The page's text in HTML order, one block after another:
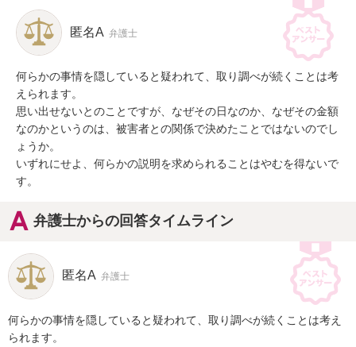
匿名A 弁護士
何らかの事情を隠していると疑われて、取り調べが続くことは考
えられます。
思い出せないとのことですが、なぜその日なのか、なぜその金額
なのかというのは、被害者との関係で決めたことではないのでし
ょうか。
いずれにせよ、何らかの説明を求められることはやむを得ないで
す。
弁護士からの回答タイムライン
匿名A 弁護士
何らかの事情を隠していると疑われて、取り調べが続くことは考え
られます。